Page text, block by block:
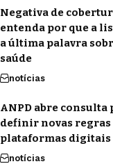
Negativa de
entenda por que a
a última palavra
saúde
notícias
ANPD abre consulta
definir novas regras
plataformas digitais
notícias